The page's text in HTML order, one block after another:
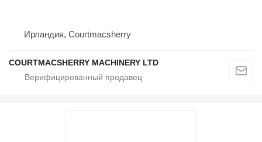
Ирландия, Courtmacsherry
COURTMACSHERRY MACHINERY LTD